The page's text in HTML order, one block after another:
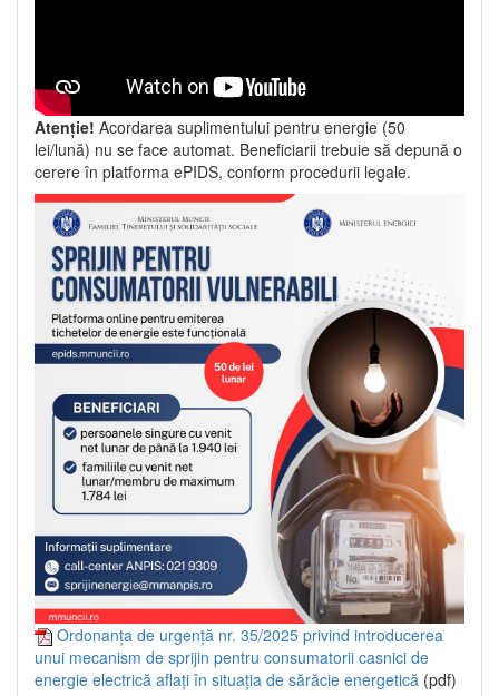
Atenție! Acordarea suplimentului pentru energie (50
lei/lună) nu se face automat. Beneficiarii trebuie să depună o
cerere în platforma ePIDS, conform procedurii legale.
Ordonanța de urgență nr. 35/2025 privind introducerea
unui mecanism de sprijin pentru consumatorii casnici de
energie electrică aflați în situația de sărăcie energetică (pdf)